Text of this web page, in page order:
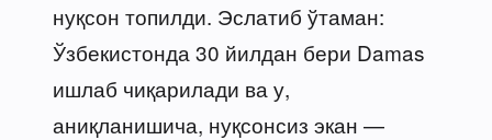
нуқсон топилди. Эслатиб ўтаман:
Ўзбекистонда 30 йилдан бери Damas
ишлаб чиқарилади ва у,
аниқланишича, нуқсонсиз экан —